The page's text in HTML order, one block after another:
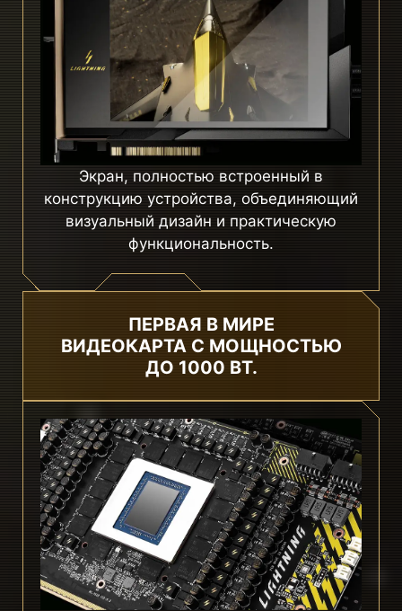
Экран, полностью встроенный в
конструкцию устройства, объединяющий
визуальный дизайн и практическую
функциональность.
ПЕРВАЯ В МИРЕ
ВИДЕОКАРТА С МОЩНОСТЬЮ
ДО 1000 ВТ.